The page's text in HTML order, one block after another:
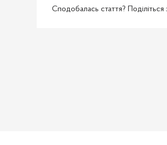
Сподобалась стаття? Поділіться